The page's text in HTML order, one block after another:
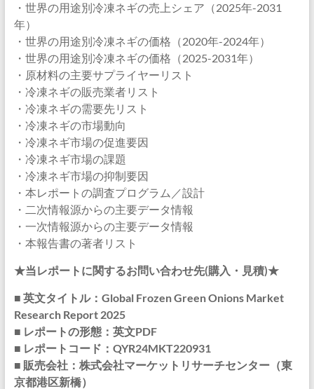
・世界の用途別冷凍ネギの売上シェア（2025年-2031
年）
・世界の用途別冷凍ネギの価格（2020年-2024年）
・世界の用途別冷凍ネギの価格（2025-2031年）
・原材料の主要サプライヤーリスト
・冷凍ネギの販売業者リスト
・冷凍ネギの需要先リスト
・冷凍ネギの市場動向
・冷凍ネギ市場の促進要因
・冷凍ネギ市場の課題
・冷凍ネギ市場の抑制要因
・本レポートの調査プログラム／設計
・二次情報源からの主要データ情報
・一次情報源からの主要データ情報
・本報告書の著者リスト
★当レポートに関するお問い合わせ先(購入・見積)★
■ 英文タイトル：Global Frozen Green Onions Market
Research Report 2025
■ レポートの形態：英文PDF
■ レポートコード：QYR24MKT220931
■ 販売会社：株式会社マーケットリサーチセンター（東
京都港区新橋）